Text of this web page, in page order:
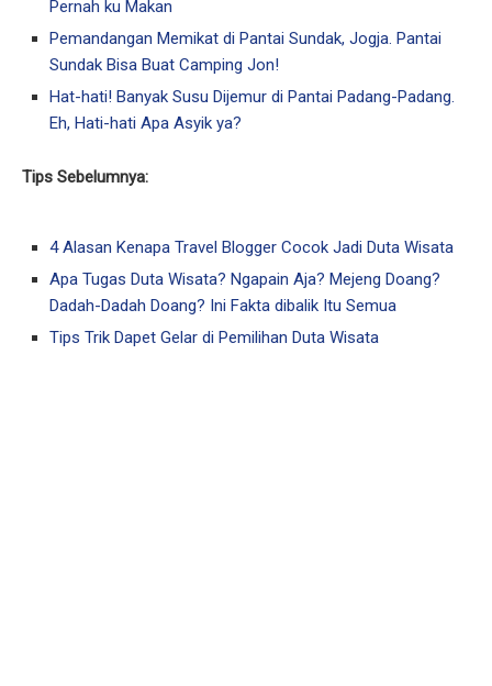
Pernah ku Makan
Pemandangan Memikat di Pantai Sundak, Jogja. Pantai
Sundak Bisa Buat Camping Jon!
Hat-hati! Banyak Susu Dijemur di Pantai Padang-Padang.
Eh, Hati-hati Apa Asyik ya?
Tips Sebelumnya:
4 Alasan Kenapa Travel Blogger Cocok Jadi Duta Wisata
Apa Tugas Duta Wisata? Ngapain Aja? Mejeng Doang?
Dadah-Dadah Doang? Ini Fakta dibalik Itu Semua
Tips Trik Dapet Gelar di Pemilihan Duta Wisata